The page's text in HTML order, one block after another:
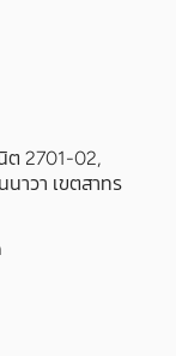
ต 2701-02,
าวา เขตสาทร